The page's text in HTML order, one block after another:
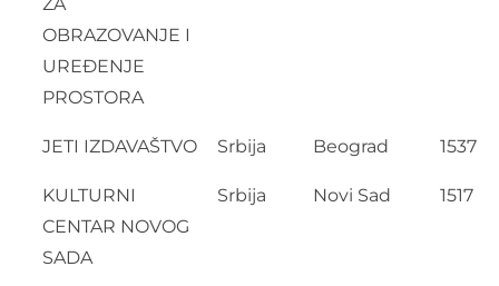
OBRAZOVANJE I
UREĐENJE
PROSTORA
JETI IZDAVAŠTVO Srbija Beograd 1537
KULTURNI
CENTAR NOVOG
SADA
Srbija Novi Sad 1517